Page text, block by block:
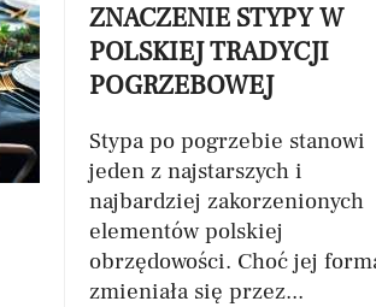
ZNACZENIE STYPY W
POLSKIEJ TRADYCJI
POGRZEBOWEJ
Stypa po pogrzebie stanowi
jeden z najstarszych i
najbardziej zakorzenionych
elementów polskiej
obrzędowości. Choć jej
zmieniała się przez...